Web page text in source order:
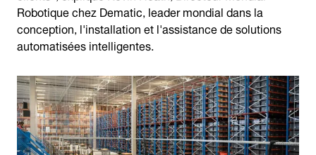
Robotique chez Dematic, leader mondial dans la
conception, l'installation et l'assistance de solutions
automatisées intelligentes.